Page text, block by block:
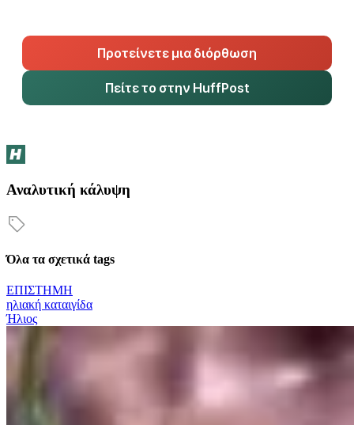
Προτείνετε μια διόρθωση
Πείτε το στην HuffPost
Αναλυτική κάλυψη
Όλα τα σχετικά tags
ΕΠΙΣΤΗΜΗ
ηλιακή καταιγίδα
Ήλιος